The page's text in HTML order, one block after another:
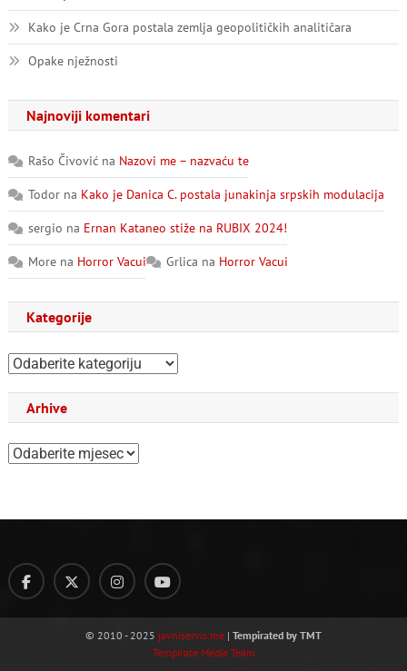
Kako je Crna Gora postala zemlja geopolitičkih analitičara
Opake nježnosti
Najnoviji komentari
Rašo Čivovićna Nazovi me – nazvaću te
Todorna Kako je Danica C. postala junakinja srpskih modulacija
sergio na Ernan Kataneo stiže na RUBIX 2024!
Morena Horror Vacui Grlica na Horror Vacui
Kategorije
Kategorije
Arhive
Arhive
© 2010 - 2025 javniservis.me | Tempirated by TMT
Tempirate Media Team